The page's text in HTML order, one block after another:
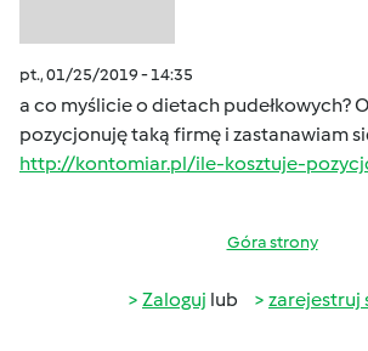
pt., 01/25/2019 - 14:35
a co myślicie o dietach pudełkowych?
pozycjonuję taką firmę i zastanawiam
http://kontomiar.pl/ile-kosztuje-
Góra strony
Zaloguj lub zarejestruj